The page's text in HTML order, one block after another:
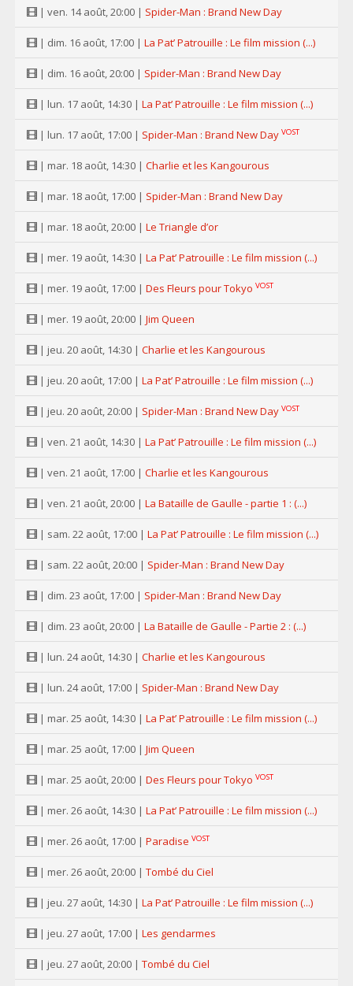
| ven. 14 août, 20:00 | Spider-Man : Brand New Day
| dim. 16 août, 17:00 | La Pat’ Patrouille : Le film mission (...)
| dim. 16 août, 20:00 | Spider-Man : Brand New Day
| lun. 17 août, 14:30 | La Pat’ Patrouille : Le film mission (...)
| lun. 17 août, 17:00 | Spider-Man : Brand New Day VOST
| mar. 18 août, 14:30 | Charlie et les Kangourous
| mar. 18 août, 17:00 | Spider-Man : Brand New Day
| mar. 18 août, 20:00 | Le Triangle d’or
| mer. 19 août, 14:30 | La Pat’ Patrouille : Le film mission (...)
| mer. 19 août, 17:00 | Des Fleurs pour Tokyo VOST
| mer. 19 août, 20:00 | Jim Queen
| jeu. 20 août, 14:30 | Charlie et les Kangourous
| jeu. 20 août, 17:00 | La Pat’ Patrouille : Le film mission (...)
| jeu. 20 août, 20:00 | Spider-Man : Brand New Day VOST
| ven. 21 août, 14:30 | La Pat’ Patrouille : Le film mission (...)
| ven. 21 août, 17:00 | Charlie et les Kangourous
| ven. 21 août, 20:00 | La Bataille de Gaulle - partie 1 : (...)
| sam. 22 août, 17:00 | La Pat’ Patrouille : Le film mission (...)
| sam. 22 août, 20:00 | Spider-Man : Brand New Day
| dim. 23 août, 17:00 | Spider-Man : Brand New Day
| dim. 23 août, 20:00 | La Bataille de Gaulle - Partie 2 : (...)
| lun. 24 août, 14:30 | Charlie et les Kangourous
| lun. 24 août, 17:00 | Spider-Man : Brand New Day
| mar. 25 août, 14:30 | La Pat’ Patrouille : Le film mission (...)
| mar. 25 août, 17:00 | Jim Queen
| mar. 25 août, 20:00 | Des Fleurs pour Tokyo VOST
| mer. 26 août, 14:30 | La Pat’ Patrouille : Le film mission (...)
| mer. 26 août, 17:00 | Paradise VOST
| mer. 26 août, 20:00 | Tombé du Ciel
| jeu. 27 août, 14:30 | La Pat’ Patrouille : Le film mission (...)
| jeu. 27 août, 17:00 | Les gendarmes
| jeu. 27 août, 20:00 | Tombé du Ciel